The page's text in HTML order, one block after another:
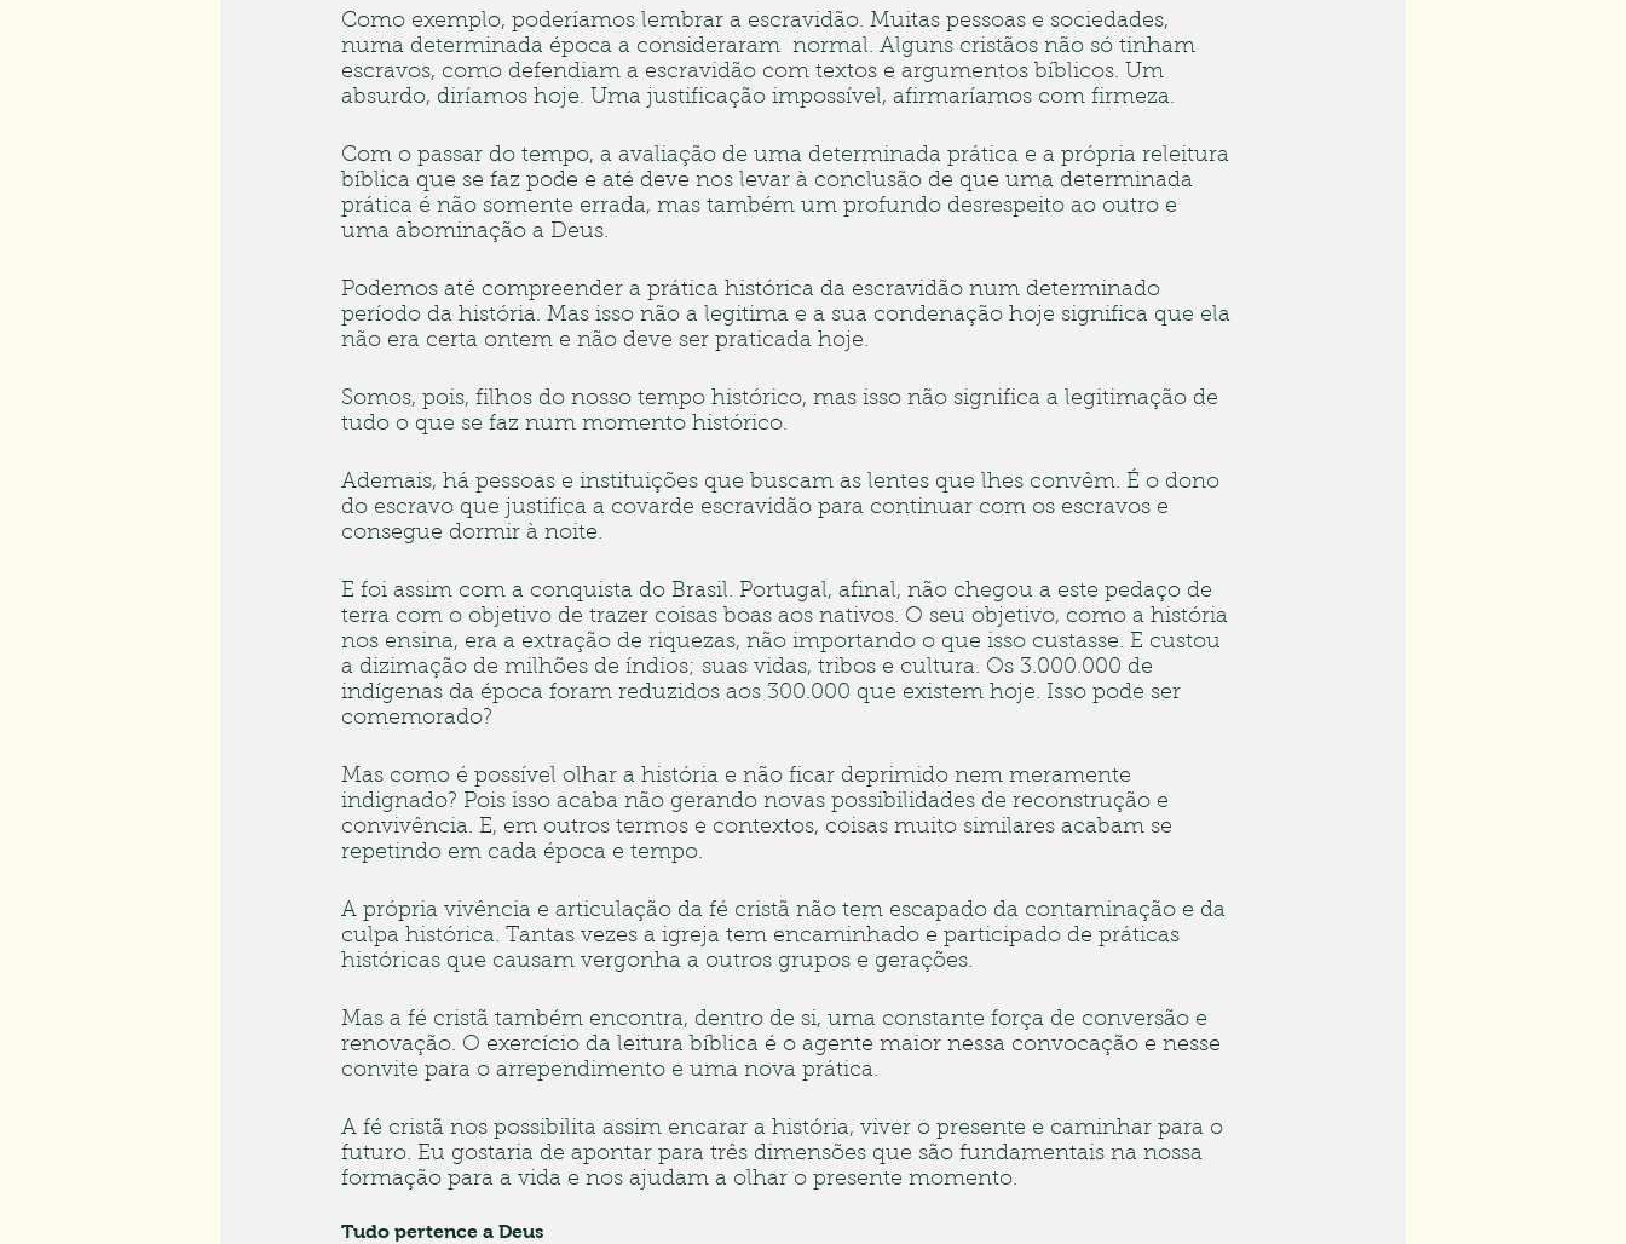
Como exemplo, poderíamos lembrar a escravidão. Muitas pessoas e sociedades,
numa determinada época a consideraram  normal. Alguns cristãos não só tinham
escravos, como defendiam a escravidão com textos e argumentos bíblicos. Um
absurdo, diríamos hoje. Uma justificação impossível, afirmaríamos com firmeza.
Com o passar do tempo, a avaliação de uma determinada prática e a própria releitura
bíblica que se faz pode e até deve nos levar à conclusão de que uma determinada
prática é não somente errada, mas também um profundo desrespeito ao outro e
uma abominação a Deus.
Podemos até compreender a prática histórica da escravidão num determinado
período da história. Mas isso não a legitima e a sua condenação hoje significa que ela
não era certa ontem e não deve ser praticada hoje.
Somos, pois, filhos do nosso tempo histórico, mas isso não significa a legitimação de
tudo o que se faz num momento histórico.
Ademais, há pessoas e instituições que buscam as lentes que lhes convêm. É o dono
do escravo que justifica a covarde escravidão para continuar com os escravos e
consegue dormir à noite.
E foi assim com a conquista do Brasil. Portugal, afinal, não chegou a este pedaço de
terra com o objetivo de trazer coisas boas aos nativos. O seu objetivo, como a história
nos ensina, era a extração de riquezas, não importando o que isso custasse. E custou
a dizimação de milhões de índios; suas vidas, tribos e cultura. Os 3.000.000 de
indígenas da época foram reduzidos aos 300.000 que existem hoje. Isso pode ser
comemorado?
Mas como é possível olhar a história e não ficar deprimido nem meramente
indignado? Pois isso acaba não gerando novas possibilidades de reconstrução e
convivência. E, em outros termos e contextos, coisas muito similares acabam se
repetindo em cada época e tempo.
A própria vivência e articulação da fé cristã não tem escapado da contaminação e da
culpa histórica. Tantas vezes a igreja tem encaminhado e participado de práticas
históricas que causam vergonha a outros grupos e gerações.
Mas a fé cristã também encontra, dentro de si, uma constante força de conversão e
renovação. O exercício da leitura bíblica é o agente maior nessa convocação e nesse
convite para o arrependimento e uma nova prática.
A fé cristã nos possibilita assim encarar a história, viver o presente e caminhar para o
futuro. Eu gostaria de apontar para três dimensões que são fundamentais na nossa
formação para a vida e nos ajudam a olhar o presente momento.
Tudo pertence a Deus